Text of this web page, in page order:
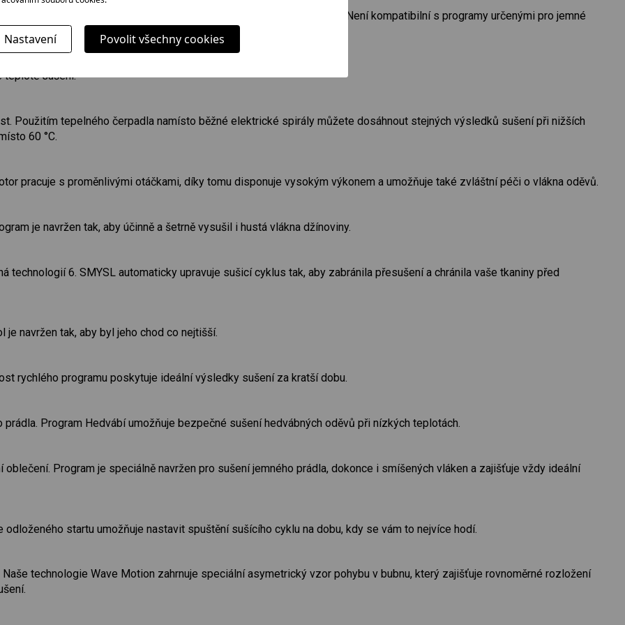
zdrojů zápachu (uvnitř sušičky) až 6 hodin po skončení sušení. Není kompatibilní s programy určenými pro jemné
sušení.
teplotě sušení.
Použitím tepelného čerpadla namísto běžné elektrické spirály můžete dosáhnout stejných výsledků sušení při nižších
60 °C.
pracuje s proměnlivými otáčkami, díky tomu disponuje vysokým výkonem a umožňuje také zvláštní péči o vlákna oděvů.
je navržen tak, aby účinně a šetrně vysušil i hustá vlákna džínoviny.
technologií 6. SMYSL automaticky upravuje sušicí cyklus tak, aby zabránila přesušení a chránila vaše tkaniny před
je navržen tak, aby byl jeho chod co nejtišší.
rychlého programu poskytuje ideální výsledky sušení za kratší dobu.
Program Hedvábí umožňuje bezpečné sušení hedvábných oděvů při nízkých teplotách.
Program je speciálně navržen pro sušení jemného prádla, dokonce i smíšených vláken a zajišťuje vždy ideální
odloženého startu umožňuje nastavit spuštění sušícího cyklu na dobu, kdy se vám to nejvíce hodí.
technologie Wave Motion zahrnuje speciální asymetrický vzor pohybu v bubnu, který zajišťuje rovnoměrné rozložení
Nastavení Povolit všechny cookies